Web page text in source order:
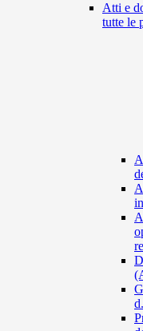
Atti e
tutte le